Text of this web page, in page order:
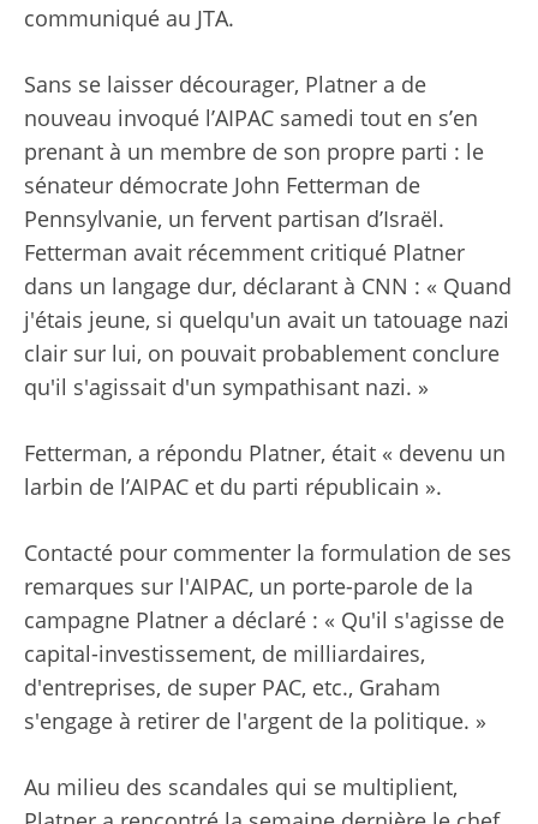
communiqué au JTA.
Sans se laisser décourager, Platner a de
nouveau invoqué l’AIPAC samedi tout en s’en
prenant à un membre de son propre parti : le
sénateur démocrate John Fetterman de
Pennsylvanie, un fervent partisan d’Israël.
Fetterman avait récemment critiqué Platner
dans un langage dur, déclarant à CNN : « Quand
j'étais jeune, si quelqu'un avait un tatouage nazi
clair sur lui, on pouvait probablement conclure
qu'il s'agissait d'un sympathisant nazi. »
Fetterman, a répondu Platner, était « devenu un
larbin de l’AIPAC et du parti républicain ».
Contacté pour commenter la formulation de ses
remarques sur l'AIPAC, un porte-parole de la
campagne Platner a déclaré : « Qu'il s'agisse de
capital-investissement, de milliardaires,
d'entreprises, de super PAC, etc., Graham
s'engage à retirer de l'argent de la politique. »
Au milieu des scandales qui se multiplient,